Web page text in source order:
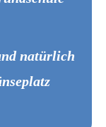
natürlich